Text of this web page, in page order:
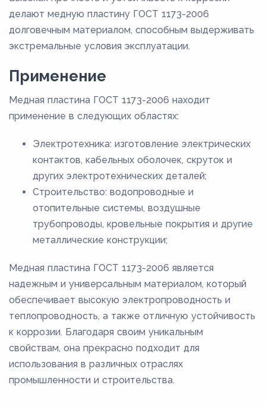
делают медную пластину ГОСТ 1173-2006
долговечным материалом, способным выдерживать
экстремальные условия эксплуатации.
Применение
Медная пластина ГОСТ 1173-2006 находит
применение в следующих областях:
Электротехника: изготовление электрических
контактов, кабельных оболочек, скруток и
других электротехнических деталей;
Строительство: водопроводные и
отопительные системы, воздушные
трубопроводы, кровельные покрытия и другие
металлические конструкции;
Медная пластина ГОСТ 1173-2006 является
надежным и универсальным материалом, который
обеспечивает высокую электропроводность и
теплопроводность, а также отличную устойчивость
к коррозии. Благодаря своим уникальным
свойствам, она прекрасно подходит для
использования в различных отраслях
промышленности и строительства.